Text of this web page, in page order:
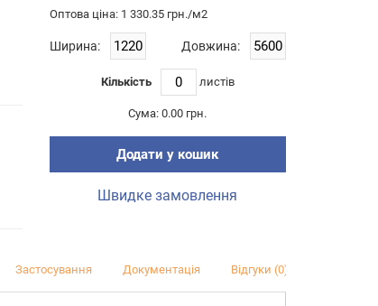
Оптова цiна: 1 330.35 грн./м2
Ширина: Довжина:
Кількість листiв
Сума: 0.00 грн.
Додати у кошик
Швидке замовлення
Застосування Документація Відгуки (0)